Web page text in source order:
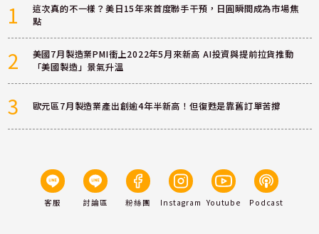
1
這次真的不一樣？美日15年來首度聯手干預，日圓瞬間成為市場焦
點
2
美國7月製造業PMI衝上2022年5月來新高 AI投資與提前拉貨推動
「美國製造」景氣升溫
3 歐元區7月製造業產出創逾4年半新高！但復甦是靠舊訂單苦撐
客服 討論區 粉絲團 Instagram Youtube Podcast